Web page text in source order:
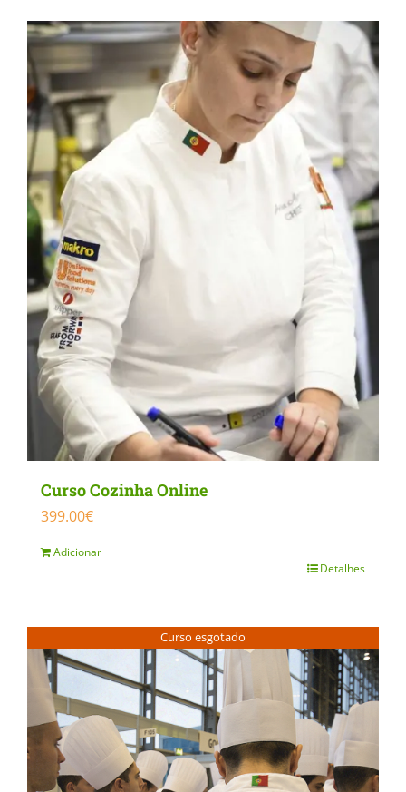
has
multiple
variants.
The
options
may
be
chosen
on
the
product
page
Curso Cozinha Online
399.00€
Adicionar
Detalhes
Curso esgotado